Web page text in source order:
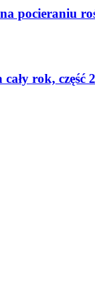
pocieraniu
rok, część 2